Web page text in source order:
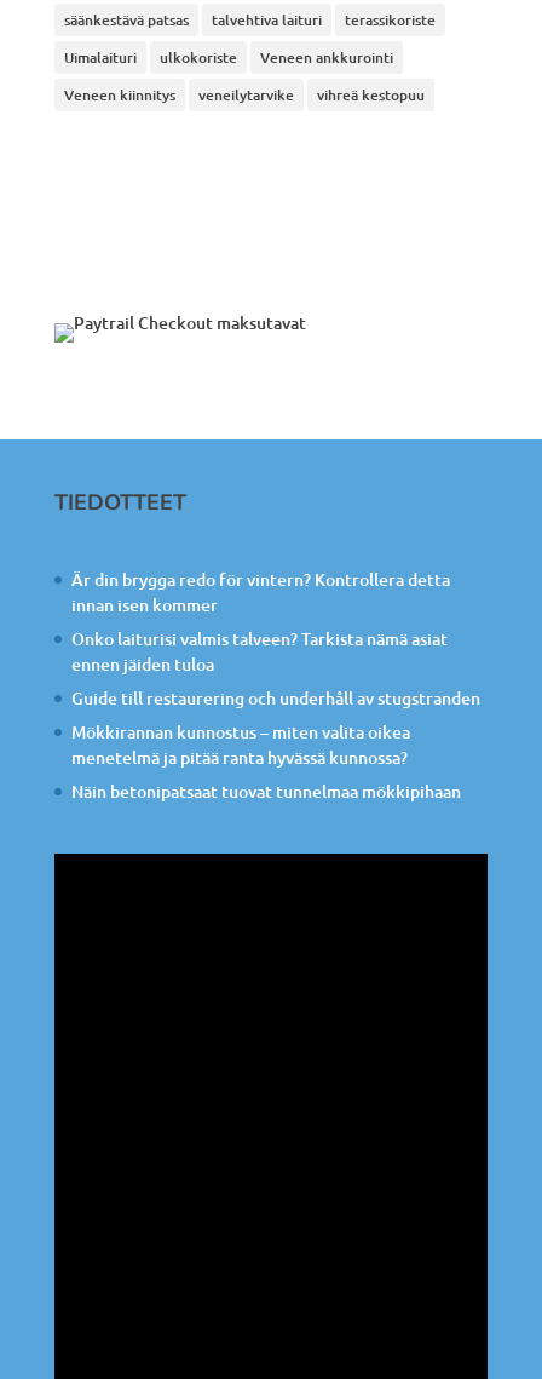
säänkestävä patsas talvehtiva laituri
terassikoriste
Uimalaituri
ulkokoriste
Veneen ankkurointi
Veneen kiinnitys
veneilytarvike vihreä kestopuu
TIEDOTTEET
Är din brygga redo för vintern? Kontrollera detta
innan isen kommer
Onko laiturisi valmis talveen? Tarkista nämä asiat
ennen jäiden tuloa
Guide till restaurering och underhåll av stugstranden
Mökkirannan kunnostus – miten valita oikea
menetelmä ja pitää ranta hyvässä kunnossa?
Näin betonipatsaat tuovat tunnelmaa mökkipihaan